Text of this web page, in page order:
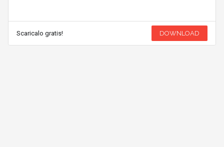
Scaricalo gratis! DOWNLOAD